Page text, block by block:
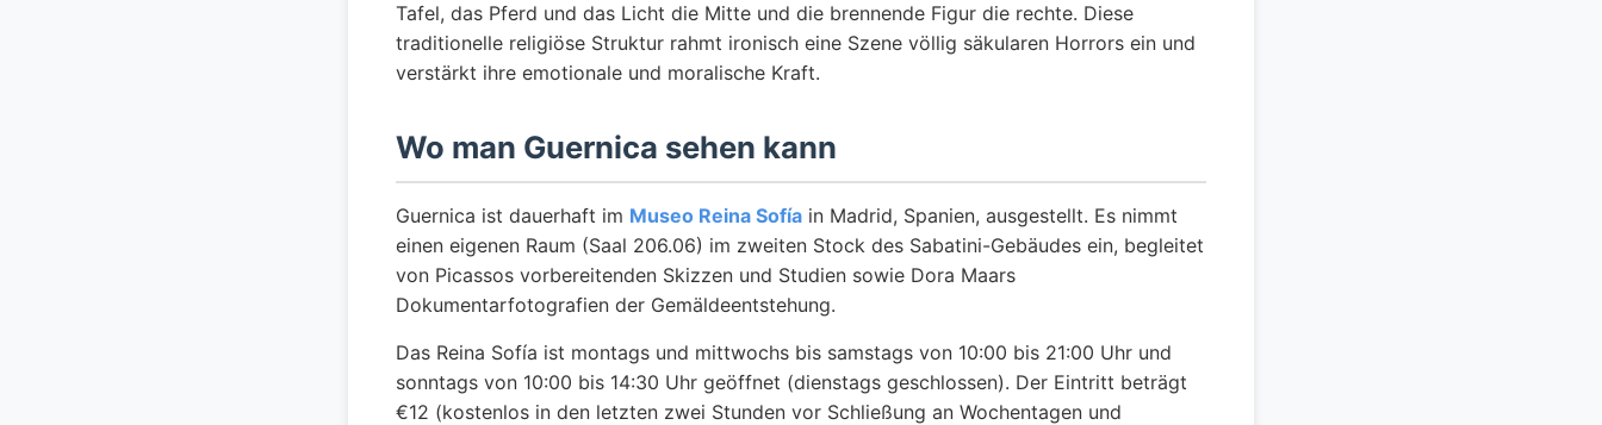
Tafel, das Pferd und das Licht die Mitte und die brennende Figur die rechte. Diese
traditionelle religiöse Struktur rahmt ironisch eine Szene völlig säkularen Horrors ein und
verstärkt ihre emotionale und moralische Kraft.
Wo man Guernica sehen kann
Guernica ist dauerhaft im Museo Reina Sofía in Madrid, Spanien, ausgestellt. Es nimmt
einen eigenen Raum (Saal 206.06) im zweiten Stock des Sabatini-Gebäudes ein, begleitet
von Picassos vorbereitenden Skizzen und Studien sowie Dora Maars
Dokumentarfotografien der Gemäldeentstehung.
Das Reina Sofía ist montags und mittwochs bis samstags von 10:00 bis 21:00 Uhr und
sonntags von 10:00 bis 14:30 Uhr geöffnet (dienstags geschlossen). Der Eintritt beträgt
€12 (kostenlos in den letzten zwei Stunden vor Schließung an Wochentagen und